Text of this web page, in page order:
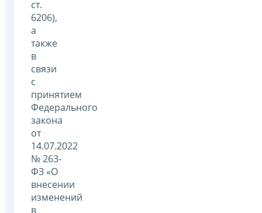
ст.
6206),
а
также
в
связи
с
принятием
Федерального
закона
от
14.07.2022
№ 263-
ФЗ «О
внесении
изменений
в